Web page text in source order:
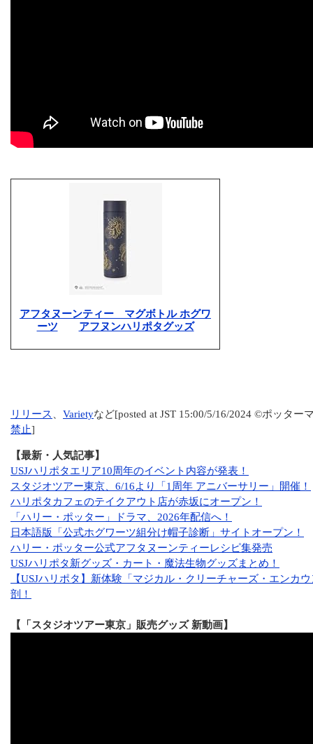
アフタヌーンティー マグボトル ホグワ
ーツ
アフヌンハリポタグッズ
リリース Varietyなど[posted at JST 15:00/5/16/2024 ©ポッタ
禁止]
【最新・人気記事】
USJハリポタエリア10周年のイベント内容が発表！
スタジオツアー東京、6/16より「1周年 アニバーサリー」開催！
ハリポタカフェのテイクアウト店が赤坂にオープン！
「ハリー・ポッター」ドラマ、2026年配信へ！
日本語版「公式ホグワーツ組分け帽子診断」サイトオープン！
ハリー・ポッター公式アフタヌーンティーレシピ集発売
USJハリポタ新グッズ・カート・魔法生物グッズまとめ！
【USJハリポタ】新体験「マジカル・クリーチャーズ・エンカ
剖！
【「スタジオツアー東京」販売グッズ 新動画】